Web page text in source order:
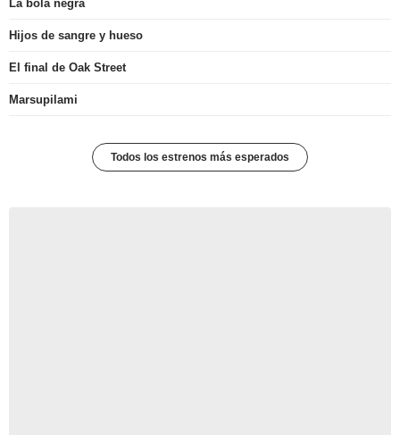
La bola negra
Hijos de sangre y hueso
El final de Oak Street
Marsupilami
Todos los estrenos más esperados